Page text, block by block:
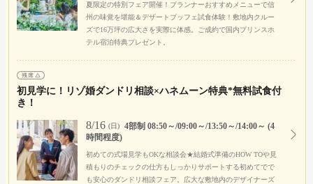
夏限定の特別フェア開催！プランナーおすすめメニューで信
州の味覚を堪能＆デザートブッフェ試食体験！敷地内クルー
ズで16万坪の広大さを実際に体感。ご成約で国内プリンスホ
テル宿泊特典プレゼント。
初見学に！リゾ婚ダンドリ相談×ハネムーン特典*無料試食付
き！
8/16 (日)
4部制 08:50～/09:00～/13:50～/14:00～ (4
時間程度)
初めての式場見学もOKな相談会★結婚式準備のHOW TOや見
積もりのチェックの仕方もしっかりサポートする初めてでで
も安心のダンドリ相談フェア。広大な敷地内のデザイナーズ